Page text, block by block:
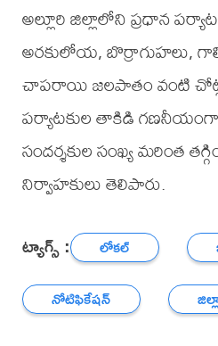
అల్లూరి జిల్లాలోని ప్రధాన
అరకులోయ, బొర్రాగుహలు,
చాపరాయి జలపాతం వంటి
పర్యాటకుల తాకిడి గణనీయంగా
సందర్శకుల సంఖ్య మరింత
నిర్వాహకులు తెలిపారు.
ట్యాగ్స్ : లోకల్
నోటిఫికేషన్